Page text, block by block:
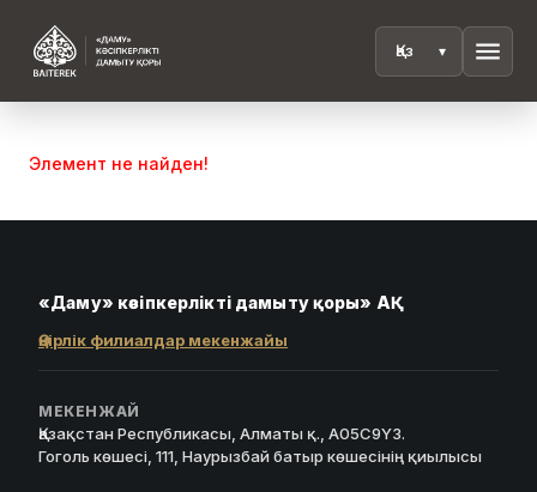
menu
Элемент не найден!
«Даму» кәсіпкерлікті дамыту қоры» АҚ
Өңірлік филиалдар мекенжайы
МЕКЕНЖАЙ
Қазақстан Республикасы, Алматы қ., A05C9Y3.
Гоголь көшесі, 111, Наурызбай батыр көшесінің қиылысы